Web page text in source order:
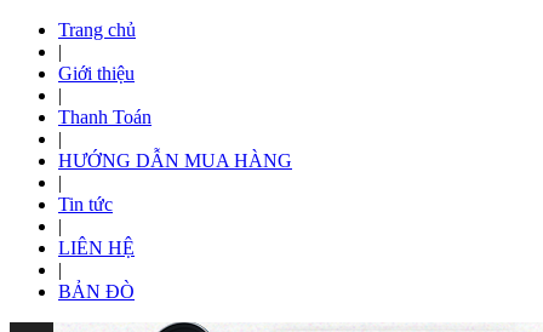
Trang chủ
|
Giới thiệu
|
Thanh Toán
|
HƯỚNG DẪN MUA HÀNG
|
Tin tức
|
LIÊN HỆ
|
BẢN ĐÒ